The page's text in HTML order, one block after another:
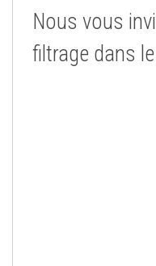
Nous vous
filtrage dans